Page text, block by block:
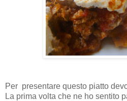
Per presentare questo piatto
La prima volta che ne ho sentito